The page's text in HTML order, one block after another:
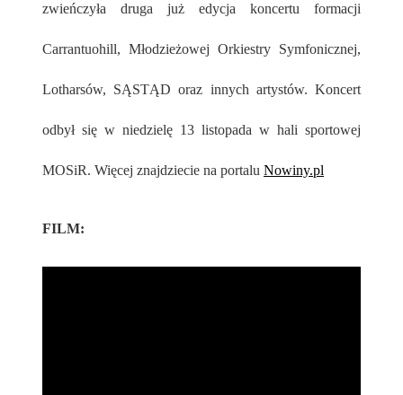
zwieńczyła druga już edycja koncertu formacji
Carrantuohill, Młodzieżowej Orkiestry Symfonicznej,
Lotharsów, SĄSTĄD oraz innych artystów. Koncert
odbył się w niedzielę 13 listopada w hali sportowej
MOSiR. Więcej znajdziecie na portalu Nowiny.pl
FILM: